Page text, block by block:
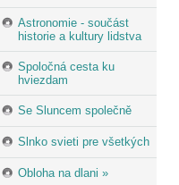
Astronomie - součást
historie a kultury lidstva
Spoločná cesta ku
hviezdam
Se Sluncem společně
Slnko svieti pre všetkých
Obloha na dlani »